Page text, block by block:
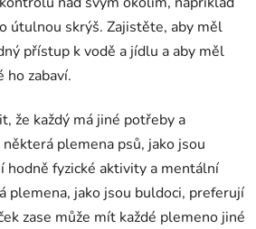
útulnou skrýš. Zajistěte, aby měl
přístup k vodě a jídlu a aby měl
ho zabaví.
že každý má jiné potřeby a
plemena psů, jako jsou
hodně fyzické aktivity a mentální
plemena, jako jsou buldoci, preferují
zase může mít každé plemeno jiné